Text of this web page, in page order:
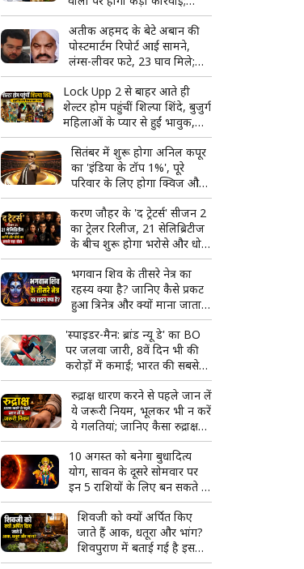
टास्क फोर्स बनाने का ऐलान
अतीक अहमद के बेटे अबान की
पोस्टमार्टम रिपोर्ट आई सामने,
लंग्स-लीवर फटे, 23 घाव मिले;
शव देखकर रो पड़ा भाई अहजम
Lock Upp 2 से बाहर आते ही
शेल्टर होम पहुंचीं शिल्पा शिंदे, बुजुर्ग
महिलाओं के प्यार से हुईं भावुक,
बोलीं- 'ऐसा लग रहा है जैसे मैं ही
जीत गई'
सितंबर में शुरू होगा अनिल कपूर
का 'इंडिया के टॉप 1%', पूरे
परिवार के लिए होगा क्विज और
मस्ती का शानदार कॉम्बो
करण जौहर के 'द ट्रेटर्स' सीजन 2
का ट्रेलर रिलीज, 21 सेलिब्रिटीज
के बीच शुरू होगा भरोसे और धोखे
का सबसे बड़ा खेल
भगवान शिव के तीसरे नेत्र का
रहस्य क्या है? जानिए कैसे प्रकट
हुआ त्रिनेत्र और क्यों माना जाता है
दिव्य शक्ति का प्रतीक
'स्पाइडर-मैन: ब्रांड न्यू डे' का BO
पर जलवा जारी, 8वें दिन भी की
करोड़ों में कमाई; भारत की सबसे
बड़ी हॉलीवुड फिल्म बनने से इतनी
दूर
रुद्राक्ष धारण करने से पहले जान लें
ये जरूरी नियम, भूलकर भी न करें
ये गलतियां; जानिए कैसा रुद्राक्ष
माना जाता है शुभ
10 अगस्त को बनेगा बुधादित्य
योग, सावन के दूसरे सोमवार पर
इन 5 राशियों के लिए बन सकते हैं
तरक्की और सफलता के योग
शिवजी को क्यों अर्पित किए
जाते हैं आक, धतूरा और भांग?
शिवपुराण में बताई गई है इसकी
खास वजह